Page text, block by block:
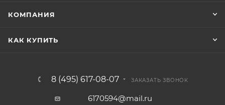
КОМПАНИЯ
КАК КУПИТЬ
8 (495) 617-08-07 ЗАКАЗАТЬ ЗВОНОК
6170594@mail.ru